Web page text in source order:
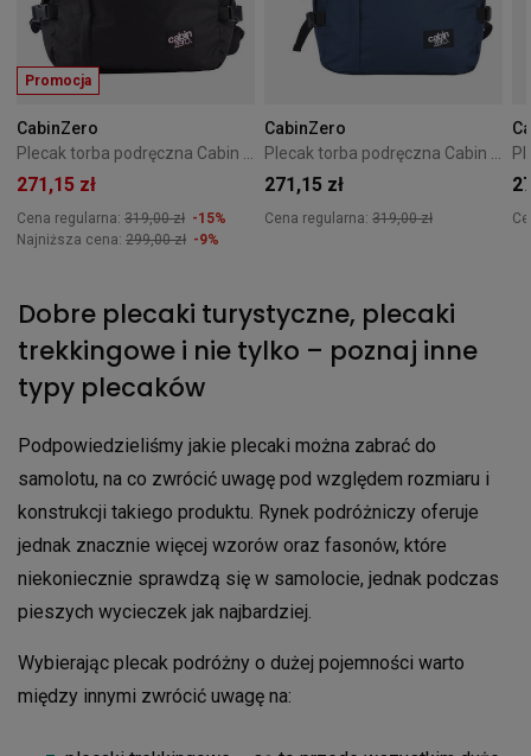
Promocja
CabinZero
271,15 zł
Cena regularna: 319,00 zł -15%
Najniższa cena: 299,00 zł -9%
CabinZero
271,15 zł
Cena regularna: 319,00 zł
Dobre plecaki turystyczne, plecaki
trekkingowe i nie tylko – poznaj inne
typy plecaków
Podpowiedzieliśmy jakie plecaki można zabrać do
samolotu, na co zwrócić uwagę pod względem rozmiaru i
konstrukcji takiego produktu. Rynek podróżniczy oferuje
jednak znacznie więcej wzorów oraz fasonów, które
niekoniecznie sprawdzą się w samolocie, jednak podczas
pieszych wycieczek jak najbardziej.
Wybierając plecak podróżny o dużej pojemności warto
między innymi zwrócić uwagę na: